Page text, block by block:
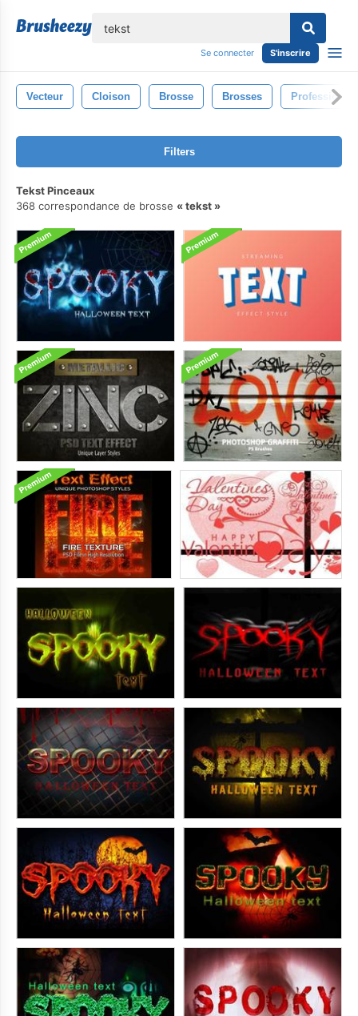
Se connecter S'inscrire
Vecteur Cloison Brosse Brosses
Filters
Tekst Pinceaux
368 correspondance de brosse
tekst